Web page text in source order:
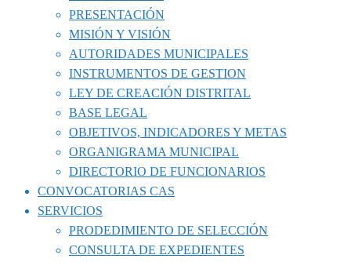
PRESENTACIÓN
MISIÓN Y VISIÓN
AUTORIDADES MUNICIPALES
INSTRUMENTOS DE GESTION
LEY DE CREACIÓN DISTRITAL
BASE LEGAL
OBJETIVOS, INDICADORES Y METAS
ORGANIGRAMA MUNICIPAL
DIRECTORIO DE FUNCIONARIOS
CONVOCATORIAS CAS
SERVICIOS
PRODEDIMIENTO DE SELECCIÓN
CONSULTA DE EXPEDIENTES